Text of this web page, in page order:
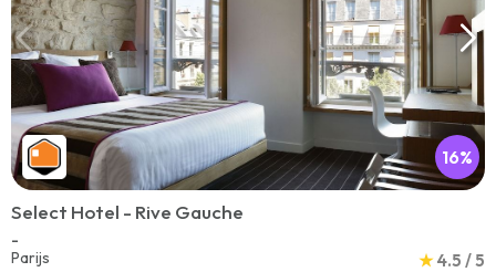
16%
Select Hotel - Rive Gauche
-
Parijs
★ 4.5 / 5